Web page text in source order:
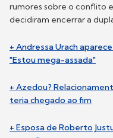
rumores sobre o conflito
decidiram encerrar a
+ Andressa Urach
"Estou mega-assada"
+ Azedou?
teria chegado ao fim
+ Esposa de Roberto